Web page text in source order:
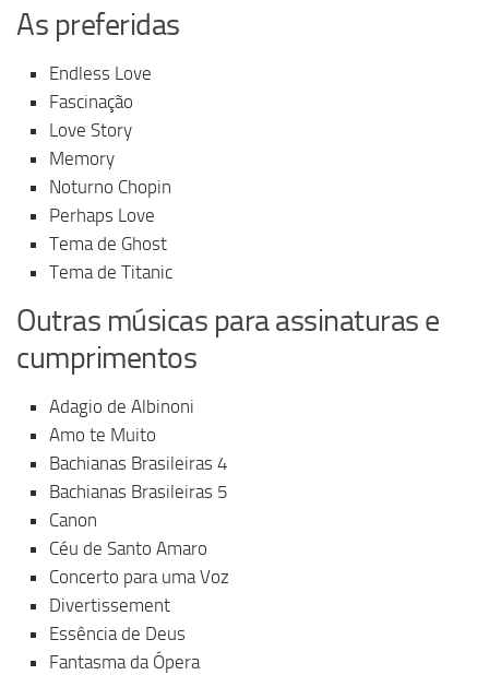
As preferidas
Endless Love
Fascinação
Love Story
Memory
Noturno Chopin
Perhaps Love
Tema de Ghost
Tema de Titanic
Outras músicas para assinaturas e
cumprimentos
Adagio de Albinoni
Amo te Muito
Bachianas Brasileiras 4
Bachianas Brasileiras 5
Canon
Céu de Santo Amaro
Concerto para uma Voz
Divertissement
Essência de Deus
Fantasma da Ópera